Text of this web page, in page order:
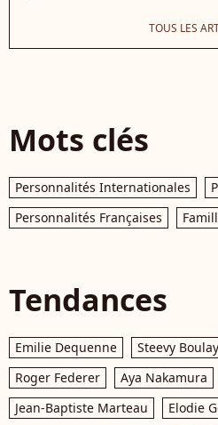
TOUS LES
Mots clés
Personnalités Internationales
Personnalités Françaises
Tendances
Emilie Dequenne Steevy Boulay
Roger Federer
Aya Nakamura
Jean-Baptiste Marteau
Elodie